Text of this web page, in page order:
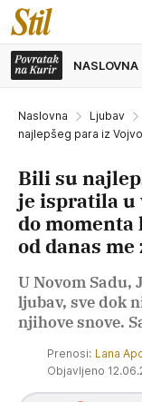
NASLOVNA
Naslovna Ljubav
najlepšeg para iz
Bili su
je ispratila u
do momenta
od danas
U Novom Sadu,
ljubav, sve dok
njihove snove.
Prenosi: Lana
Objavljeno